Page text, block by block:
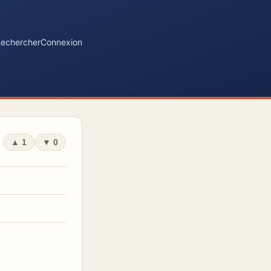
Connexion
▲ 1 ▼ 0